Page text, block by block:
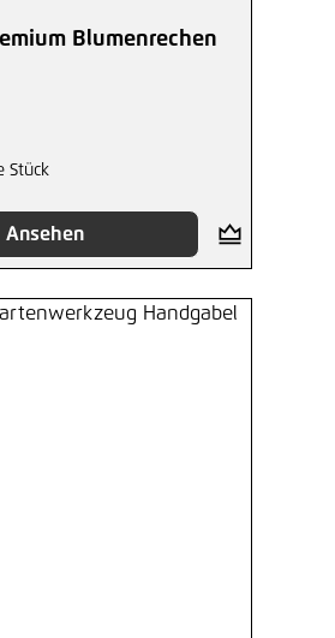
Blumenrechen
Stück
Ansehen